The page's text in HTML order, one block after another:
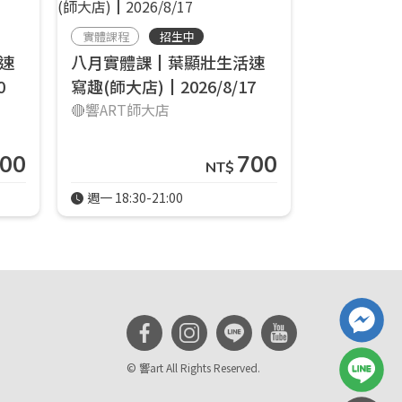
實體課程 招生中
八月實體課┃葉顯壯生活速
寫趣(師大店)┃2026/8/17
🔴響ART師大店
NT$ 700
週一 18:30-21:00
© 響art All Rights Reserved.